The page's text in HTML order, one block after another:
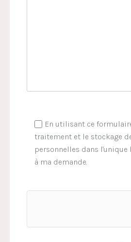
En utilisant ce
traitement et le stockage
personnelles dans l'unique
à ma demande.